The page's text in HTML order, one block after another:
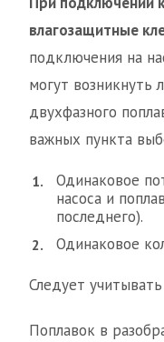
влагозащитные
подключения на
могут
двухфазного
важных пункта
Одинаковое
насоса и
последнего).
Одинаковое
Следует
Поплавок в